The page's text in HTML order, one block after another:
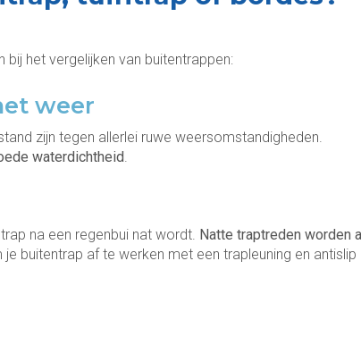
het vergelijken van buitentrappen:
weer
zijn tegen allerlei ruwe weersomstandigheden.
waterdichtheid.
na een regenbui nat wordt. Natte traptreden worden
buitentrap af te werken met een trapleuning en antislip